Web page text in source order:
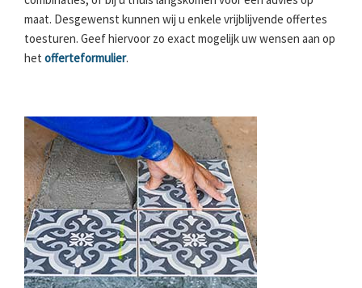
maat. Desgewenst kunnen wij u enkele vrijblijvende offertes
toesturen. Geef hiervoor zo exact mogelijk uw wensen aan op
het offerteformulier.